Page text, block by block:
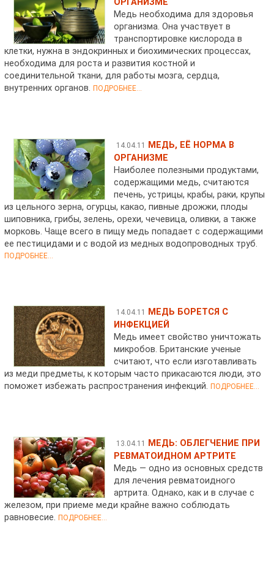
Медь необходима для здоровья
организма. Она участвует в
транспортировке кислорода в
клетки, нужна в эндокринных и биохимических процессах,
необходима для роста и развития костной и
соединительной ткани, для работы мозга, сердца,
внутренних органов.ПОДРОБНЕЕ...
14.04.11
МЕДЬ, ЕЁ НОРМА В
ОРГАНИЗМЕ
Наиболее полезными продуктами,
содержащими медь, считаются
печень, устрицы, крабы, раки, крупы
из цельного зерна, огурцы, какао, пивные дрожжи, плоды
шиповника, грибы, зелень, орехи, чечевица, оливки, а также
морковь. Чаще всего в пищу медь попадает с содержащими
ее пестицидами и с водой из медных водопроводных труб.
ПОДРОБНЕЕ...
14.04.11
МЕДЬ БОРЕТСЯ С
ИНФЕКЦИЕЙ
Медь имеет свойство уничтожать
микробов. Британские ученые
считают, что если изготавливать
из меди предметы, к которым часто прикасаются люди, это
поможет избежать распространения инфекций.ПОДРОБНЕЕ...
13.04.11
МЕДЬ: ОБЛЕГЧЕНИЕ ПРИ
РЕВМАТОИДНОМ АРТРИТЕ
Медь — одно из основных средств
для лечения ревматоидного
артрита. Однако, как и в случае с
железом, при приеме меди крайне важно соблюдать
равновесие.ПОДРОБНЕЕ...